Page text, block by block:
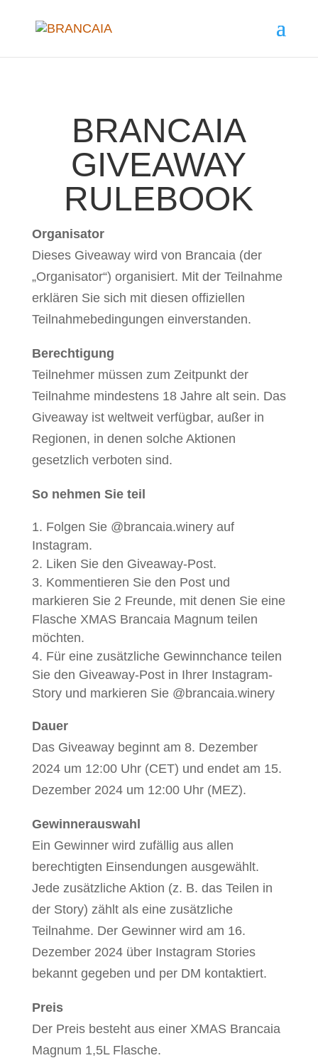
BRANCAIA
GIVEAWAY
RULEBOOK
Organisator
Dieses Giveaway wird von Brancaia (der
„Organisator“) organisiert. Mit der Teilnahme
erklären Sie sich mit diesen offiziellen
Teilnahmebedingungen einverstanden.
Berechtigung
Teilnehmer müssen zum Zeitpunkt der
Teilnahme mindestens 18 Jahre alt sein. Das
Giveaway ist weltweit verfügbar, außer in
Regionen, in denen solche Aktionen
gesetzlich verboten sind.
So nehmen Sie teil
Folgen Sie @brancaia.winery auf
Instagram.
Liken Sie den Giveaway-Post.
Kommentieren Sie den Post und
markieren Sie 2 Freunde, mit denen Sie eine
Flasche XMAS Brancaia Magnum teilen
möchten.
Für eine zusätzliche Gewinnchance teilen
Sie den Giveaway-Post in Ihrer Instagram-
Story und markieren Sie @brancaia.winery
Dauer
Das Giveaway beginnt am 8. Dezember
2024 um 12:00 Uhr (CET) und endet am 15.
Dezember 2024 um 12:00 Uhr (MEZ).
Gewinnerauswahl
Ein Gewinner wird zufällig aus allen
berechtigten Einsendungen ausgewählt.
Jede zusätzliche Aktion (z. B. das Teilen in
der Story) zählt als eine zusätzliche
Teilnahme. Der Gewinner wird am 16.
Dezember 2024 über Instagram Stories
bekannt gegeben und per DM kontaktiert.
Preis
Der Preis besteht aus einer XMAS Brancaia
Magnum 1,5L Flasche.